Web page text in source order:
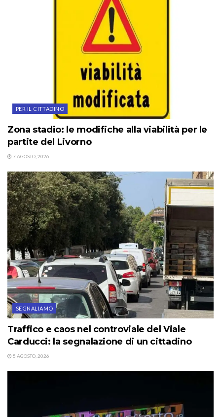
PER IL CITTADINO
Zona stadio: le modifiche alla viabilità per le
partite del Livorno
7 AGOSTO, 2026
SEGNALIAMO
Traffico e caos nel controviale del Viale
Carducci: la segnalazione di un cittadino
5 AGOSTO, 2026